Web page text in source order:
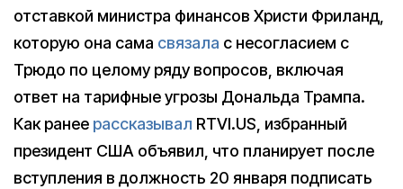
отставкой министра финансов Христи Фриланд,
которую она сама связала с несогласием с
Трюдо по целому ряду вопросов, включая
ответ на тарифные угрозы Дональда Трампа.
Как ранее рассказывал RTVI.US, избранный
президент США объявил, что планирует после
вступления в должность 20 января подписать